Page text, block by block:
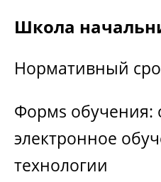
Школа
Нормативный
Формs обучения:
электронное
технологии